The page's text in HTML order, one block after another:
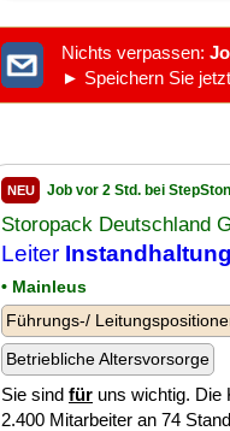
Nichts verpassen:
► Speichern Sie
NEU Job vor 2 Std. bei
Storopack Deutschland
Leiter Instandhaltung
• Mainleus
Führungs-/
Betriebliche Altersvorsorge
Sie sind für uns wichtig. Die
2.400 Mitarbeiter an 74